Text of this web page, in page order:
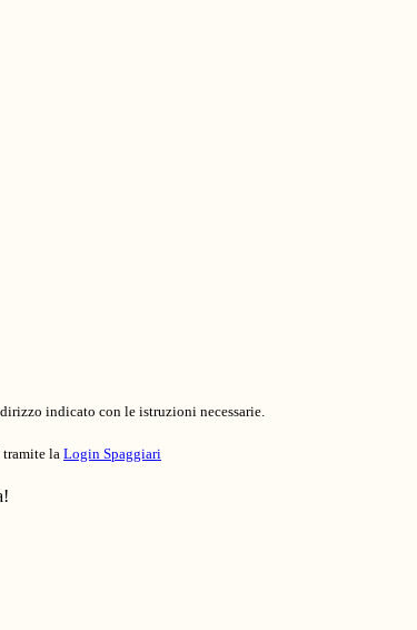
indicato con le istruzioni necessarie.
tramite la Login Spaggiari